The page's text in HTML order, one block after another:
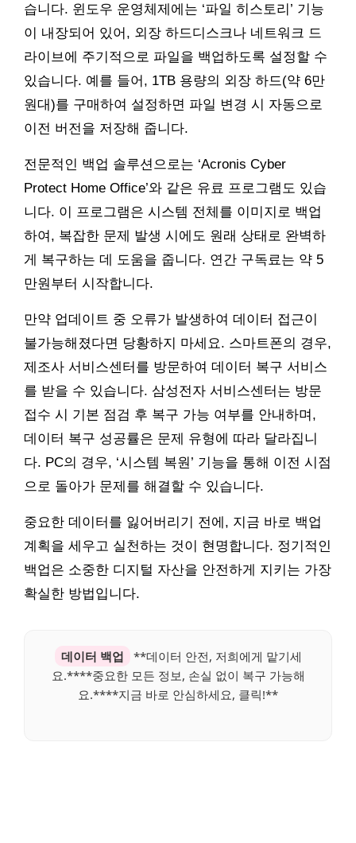
습니다. 윈도우 운영체제에는 ‘파일 히스토리’ 기능
이 내장되어 있어, 외장 하드디스크나 네트워크 드
라이브에 주기적으로 파일을 백업하도록 설정할 수
있습니다. 예를 들어, 1TB 용량의 외장 하드(약 6만
원대)를 구매하여 설정하면 파일 변경 시 자동으로
이전 버전을 저장해 줍니다.
전문적인 백업 솔루션으로는 ‘Acronis Cyber
Protect Home Office’와 같은 유료 프로그램도 있습
니다. 이 프로그램은 시스템 전체를 이미지로 백업
하여, 복잡한 문제 발생 시에도 원래 상태로 완벽하
게 복구하는 데 도움을 줍니다. 연간 구독료는 약 5
만원부터 시작합니다.
만약 업데이트 중 오류가 발생하여 데이터 접근이
불가능해졌다면 당황하지 마세요. 스마트폰의 경우,
제조사 서비스센터를 방문하여 데이터 복구 서비스
를 받을 수 있습니다. 삼성전자 서비스센터는 방문
접수 시 기본 점검 후 복구 가능 여부를 안내하며,
데이터 복구 성공률은 문제 유형에 따라 달라집니
다. PC의 경우, ‘시스템 복원’ 기능을 통해 이전 시점
으로 돌아가 문제를 해결할 수 있습니다.
중요한 데이터를 잃어버리기 전에, 지금 바로 백업
계획을 세우고 실천하는 것이 현명합니다. 정기적인
백업은 소중한 디지털 자산을 안전하게 지키는 가장
확실한 방법입니다.
데이터 백업
**데이터 안전, 저희에게 맡기세
요.****중요한 모든 정보, 손실 없이 복구 가능해
요.****지금 바로 안심하세요, 클릭!**